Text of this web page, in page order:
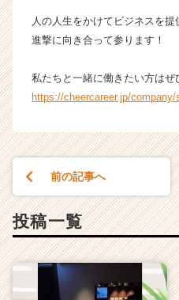
業
か
ス
カ
届
イ
ト
ア
人の人生をかけてビジネスを提
進撃に向き合って参ります！
私たちと一緒に働きたい方はぜ
https://cheercareer.jp/company/
前の記事へ
投稿一覧